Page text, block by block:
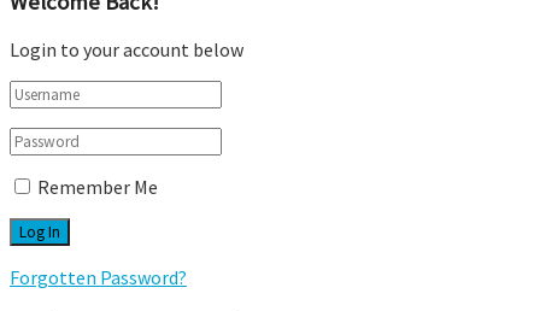
Login to your account below
Remember Me
Forgotten Password?